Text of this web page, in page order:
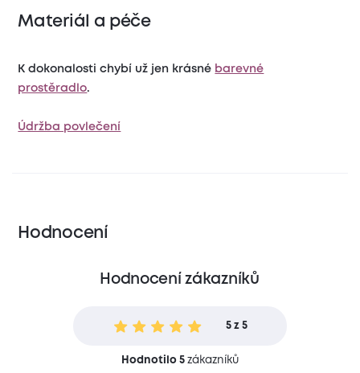
Materiál a péče
K dokonalosti chybí už jen krásné barevné
prostěradlo.
Údržba povlečení
Hodnocení
Hodnocení zákazníků
5 z 5
Hodnotilo 5zákazníků